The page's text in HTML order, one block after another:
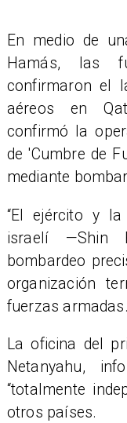
En medio de
Hamás, las
confirmaron el
aéreos en
confirmó la
de 'Cumbre de
mediante
“El ejército y la
israelí —Shin
bombardeo
organización
fuerzas armadas.
La oficina del
Netanyahu,
“totalmente
otros países.